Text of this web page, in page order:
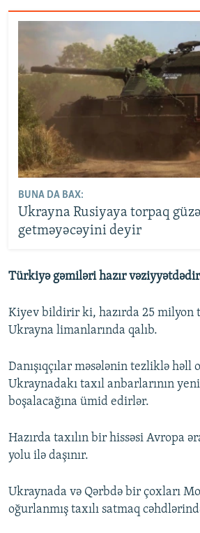
BUNA DA BAX:
Ukrayna Rusiyaya torpaq
getməyəcəyini deyir
Türkiyə gəmiləri hazır vəziyyətdədir
Kiyev bildirir ki, hazırda 25 milyon
Ukrayna limanlarında qalıb.
Danışıqçılar məsələnin tezliklə həll
Ukraynadakı taxıl anbarlarının
boşalacağına ümid edirlər.
Hazırda taxılın bir hissəsi Avropa
yolu ilə daşınır.
Ukraynada və Qərbdə bir çoxları
oğurlanmış taxılı satmaq